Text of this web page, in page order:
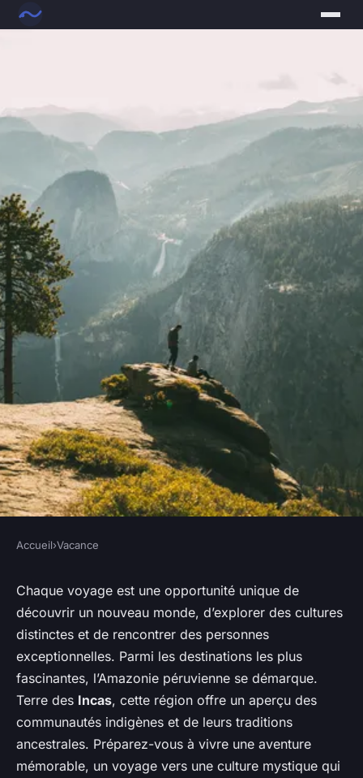
Comment découvrir les
coutumes et l'artisanat
traditionnel des tribus
indigènes en Amazonie
péruvienne ?
Alexandre•7 janvier 2024•5 min de lecture
Accueil›Vacance
Chaque voyage est une opportunité unique de
découvrir un nouveau monde, d’explorer des cultures
distinctes et de rencontrer des personnes
exceptionnelles. Parmi les destinations les plus
fascinantes, l’Amazonie péruvienne se démarque.
Terre des Incas, cette région offre un aperçu des
communautés indigènes et de leurs traditions
ancestrales. Préparez-vous à vivre une aventure
mémorable, un voyage vers une culture mystique qui